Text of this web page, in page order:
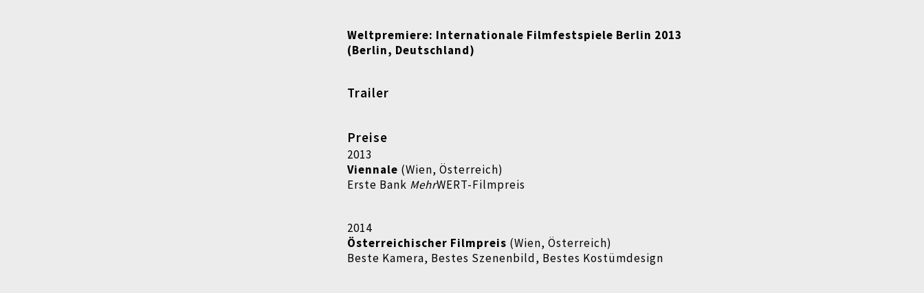
Weltpremiere: Internationale Filmfestspiele Berlin 2013
(Berlin, Deutschland)
Trailer
Preise
2013
Viennale (Wien, Österreich)
Erste Bank MehrWERT-Filmpreis
2014
Österreichischer Filmpreis (Wien, Österreich)
Beste Kamera, Bestes Szenenbild, Bestes Kostümdesign